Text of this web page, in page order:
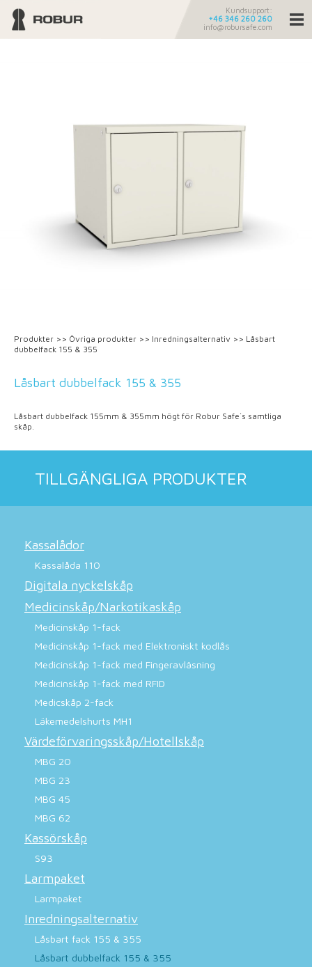
Kundsupport:
+46 346 260 260
info@robursafe.com
Produkter >> Övriga produkter >> Inredningsalternativ >> Låsbart
dubbelfack 155 & 355
Låsbart dubbelfack 155 & 355
Låsbart dubbelfack 155mm & 355mm högt för Robur Safe´s samtliga
skåp.
TILLGÄNGLIGA PRODUKTER
Kassalådor
Kassalåda 110
Digitala nyckelskåp
Medicinskåp/Narkotikaskåp
Medicinskåp 1-fack
Medicinskåp 1-fack med Elektroniskt kodlås
Medicinskåp 1-fack med Fingeravläsning
Medicinskåp 1-fack med RFID
Medicskåp 2-fack
Läkemedelshurts MH1
Värdeförvaringsskåp/Hotellskåp
MBG 20
MBG 23
MBG 45
MBG 62
Kassörskåp
S93
Larmpaket
Larmpaket
Inredningsalternativ
Låsbart fack 155 & 355
Låsbart dubbelfack 155 & 355